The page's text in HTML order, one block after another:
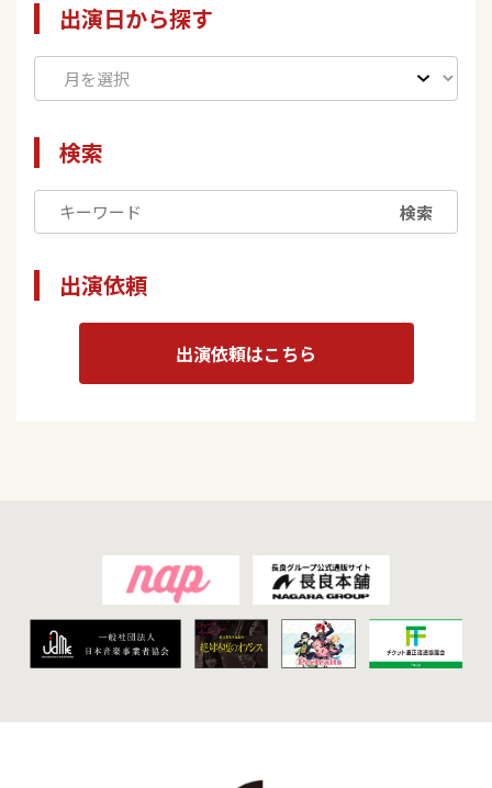
出演日から探す
検索
検索
出演依頼
出演依頼はこちら